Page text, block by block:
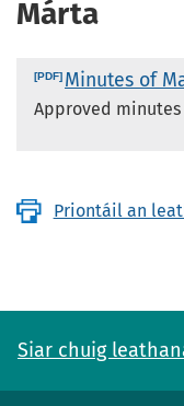
Márta
Minutes of
Approved minutes
Priontáil an
Siar chuig